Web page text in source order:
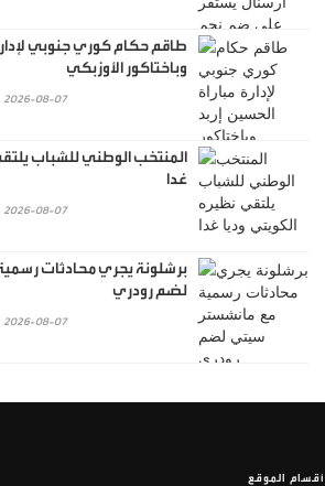
طاقم حكام كوري جنوبي
وباختاكور الأوزبكي
2026-08-07
المنتخب الوطني للشباب
غدا
2026-08-07
برشلونة يجري محادثات
لضم رودري
2026-08-07
أقسام الموقع